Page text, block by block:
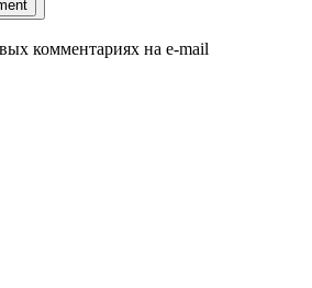
комментариях на e-mail